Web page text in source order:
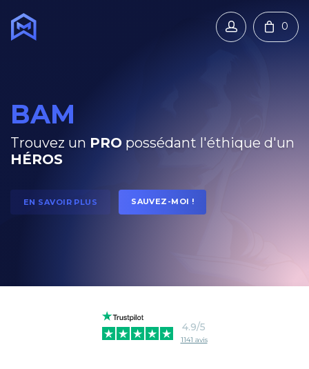
0
BAM
Trouvez un PRO possédant l'éthique d'un
HÉROS
EN SAVOIR PLUS SAUVEZ-MOI !
4.9/5
1141 avis